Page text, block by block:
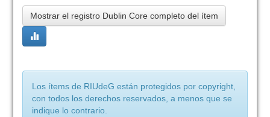
Mostrar el registro Dublin Core completo del ítem
Los ítems de RIUdeG están protegidos por copyright,
con todos los derechos reservados, a menos que se
indique lo contrario.